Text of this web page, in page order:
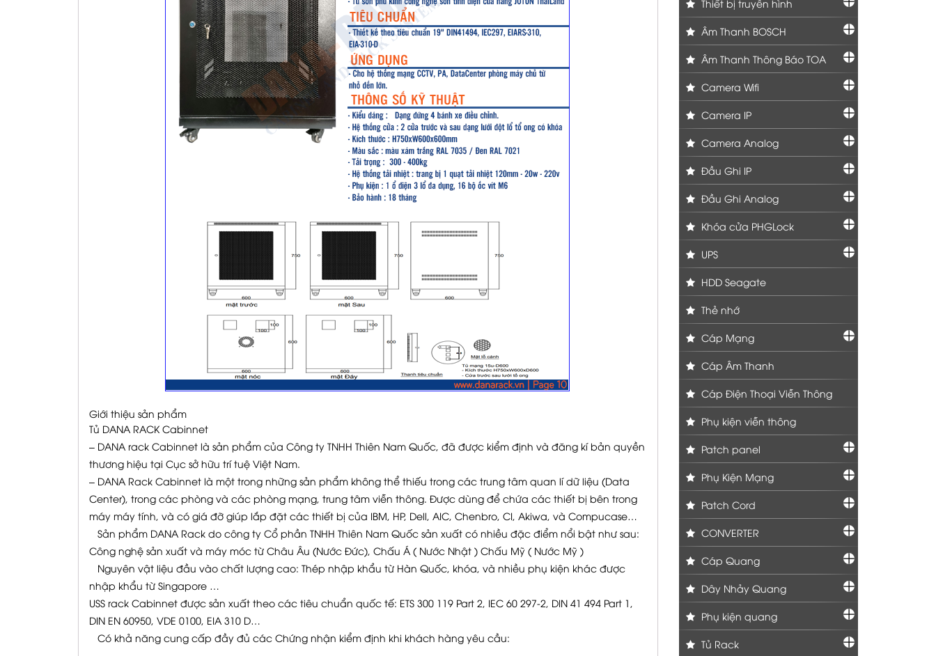
Giới thiệu sản phẩm
Tủ DANA RACK Cabinnet
– DANA rack Cabinnet là sản phẩm của Công ty TNHH Thiên Nam Quốc, đã được kiểm định và đăng kí bản quyền
thương hiệu tại Cục sở hữu trí tuệ Việt Nam.
– DANA Rack Cabinnet là một trong những sản phẩm không thể thiếu trong các trung tâm quan lí dữ liệu (Data
Center), trong các phòng và các phòng mạng, trung tâm viễn thông. Được dùng để chứa các thiết bị bên trong
máy máy tính, và có giá đỡ giúp lắp đặt các thiết bị của IBM, HP, Dell, AIC, Chenbro, CI, Akiwa, và Compucase…
Sản phẩm DANA Rack do công ty Cổ phần TNHH Thiên Nam Quốc sản xuất có nhiều đặc điểm nổi bật như sau:
Công nghệ sản xuất và máy móc từ Châu Âu (Nước Đức), Chấu Á ( Nước Nhật ) Chấu Mỹ ( Nước Mỹ )
Nguyên vật liệu đầu vào chất lượng cao: Thép nhập khẩu từ Hàn Quốc, khóa, và nhiều phụ kiện khác được
nhập khẩu từ Singapore …
USS rack Cabinnet được sản xuất theo các tiêu chuẩn quốc tế: ETS 300 119 Part 2, IEC 60 297-2, DIN 41 494 Part 1,
DIN EN 60950, VDE 0100, EIA 310 D…
Có khả năng cung cấp đầy đủ các Chứng nhận kiểm định khi khách hàng yêu cầu:
Thiết bị truyền hình
Âm Thanh BOSCH
Âm Thanh Thông Báo TOA
Camera Wifi
Camera IP
Camera Analog
Đầu Ghi IP
Đầu Ghi Analog
Khóa cửa PHGLock
UPS
HDD Seagate
Thẻ nhớ
Cáp Mạng
Cáp Âm Thanh
Cáp Điện Thoại Viễn Thông
Phụ kiện viễn thông
Patch panel
Phụ Kiện Mạng
Patch Cord
CONVERTER
Cáp Quang
Dây Nhảy Quang
Phụ kiện quang
Tủ Rack